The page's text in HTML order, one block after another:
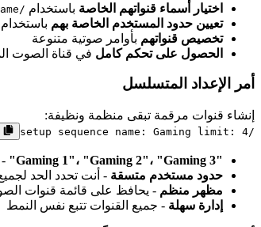
اختيار أسماء قنواتهم الخاصة باستخدام /voice name
تعيين حدود المستخدم الخاصة بهم باستخدام
تخصيص قنواتهم بأوامر صوتية متنوعة
الحصول على تحكم كامل في قناة الصوت
أمر الإعداد المتسلسل
إنشاء قنوات مرقمة تبقى منظمة ونظيفة:
/setup sequence name: Gaming limit: 4
"Gaming 1"، "Gaming 2"، "Gaming 3"
حدود مستخدم متسقة - أنت تحدد الحد
مظهر منظم - يحافظ على قائمة قنوات
إدارة سهلة - جميع القنوات تتبع نفس النمط